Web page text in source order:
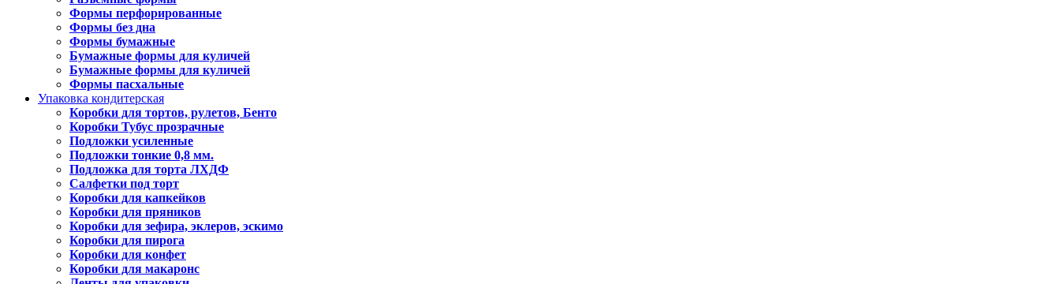
Формы перфорированные
Формы без дна
Формы бумажные
Бумажные формы для куличей
Бумажные формы для куличей
Формы пасхальные
Упаковка кондитерская
Коробки для тортов, рулетов, Бенто
Коробки Тубус прозрачные
Подложки усиленные
Подложки тонкие 0,8 мм.
Подложка для торта ЛХДФ
Салфетки под торт
Коробки для капкейков
Коробки для пряников
Коробки для зефира, эклеров, эскимо
Коробки для пирога
Коробки для конфет
Коробки для макаронс